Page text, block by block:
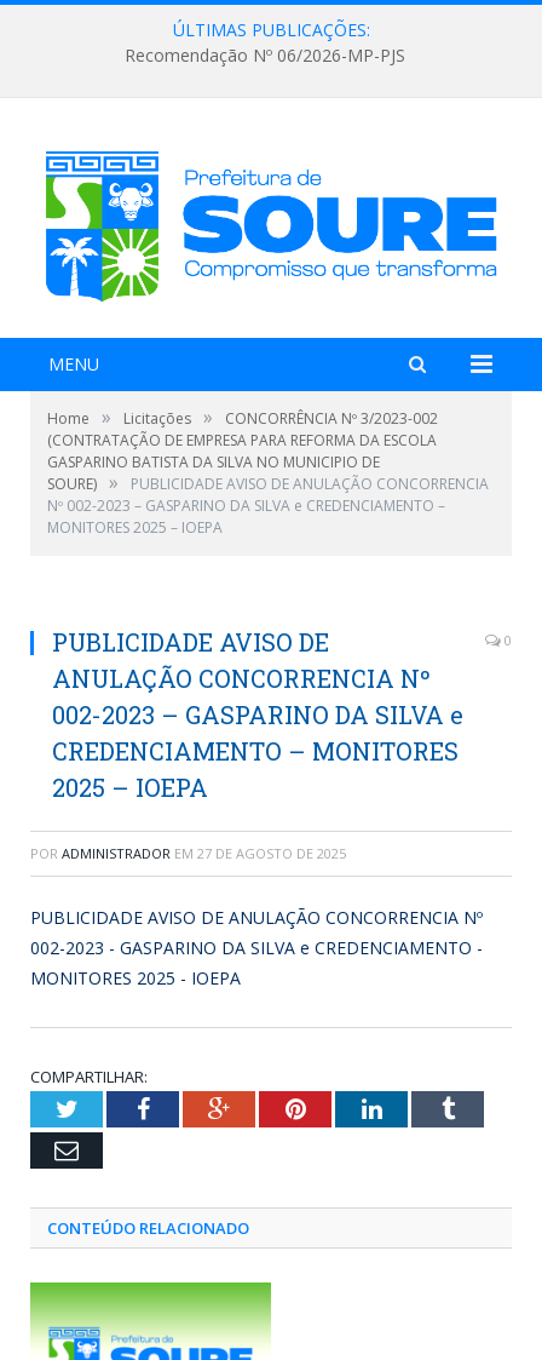
ÚLTIMAS PUBLICAÇÕES:
Recomendação Nº 06/2026-MP-PJS
MENU
Home » Licitações »
CONCORRÊNCIA Nº 3/2023-002
(CONTRATAÇÃO DE EMPRESA PARA REFORMA DA ESCOLA
GASPARINO BATISTA DA SILVA NO MUNICIPIO DE
SOURE) »
PUBLICIDADE AVISO DE ANULAÇÃO CONCORRENCIA
Nº 002-2023 – GASPARINO DA SILVA e CREDENCIAMENTO –
MONITORES 2025 – IOEPA
PUBLICIDADE AVISO DE
ANULAÇÃO CONCORRENCIA Nº
002-2023 – GASPARINO DA SILVA e
CREDENCIAMENTO – MONITORES
2025 – IOEPA
0
POR ADMINISTRADOR EM 27 DE AGOSTO DE 2025
PUBLICIDADE AVISO DE ANULAÇÃO CONCORRENCIA Nº
002-2023 - GASPARINO DA SILVA e CREDENCIAMENTO -
MONITORES 2025 - IOEPA
COMPARTILHAR:
TwitterFacebookGoogle+PinterestLinkedInTumblr
Email
CONTEÚDO RELACIONADO